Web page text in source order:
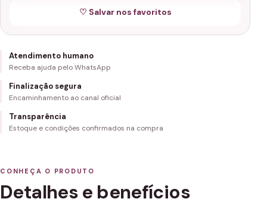
♡ Salvar nos favoritos
Atendimento humano
Receba ajuda pelo WhatsApp
Finalização segura
Encaminhamento ao canal oficial
Transparência
Estoque e condições confirmados na compra
CONHEÇA O PRODUTO
Detalhes e benefícios